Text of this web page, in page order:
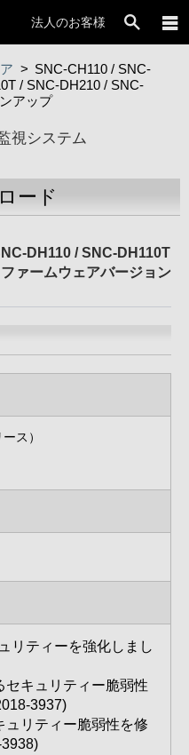
法人のお客様
> SNC-CH110 / SNC-
/ SNC-DH210 / SNC-
アップ
視システム
ード
DH110 / SNC-DH110T
ァームウェアバージョン
ス）
リティーを強化しまし
キュリティー脆弱性
3937)
ュリティー脆弱性を修